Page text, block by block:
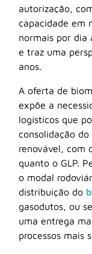
autorização,
capacidade em
normais por dia
e traz uma
anos.
A oferta de
expõe a
logísticos que
consolidação
renovável, com
quanto o GLP.
o modal
distribuição do
gasodutos, ou
uma entrega
processos mais